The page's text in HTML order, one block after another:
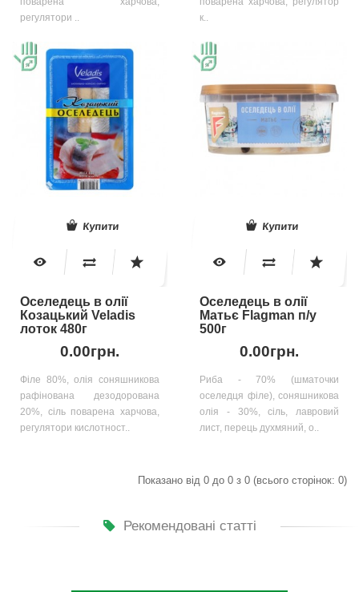
регулятори ..
к..
Купити
Оселедець в олії
Козацький Veladis
лоток 480г
0.00грн.
Філе 80%, олія соняшникова
рафінована дезодорована
20%, сіль поварена харчова,
регулятори кислотност..
Купити
Оселедець в олії
Матьє Flagman п/у
500г
0.00грн.
Риба - 70% (шматочки
оселедця філе), соняшникова
олія - 30%, сіль, лавровий
лист, перець духмяний, о..
Показано від 0 до 0 з 0 (всього сторінок: 0)
Рекомендовані статті